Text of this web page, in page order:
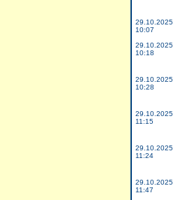
29.10.2025
10:07
29.10.2025
10:18
29.10.2025
10:28
29.10.2025
11:15
29.10.2025
11:24
29.10.2025
11:47